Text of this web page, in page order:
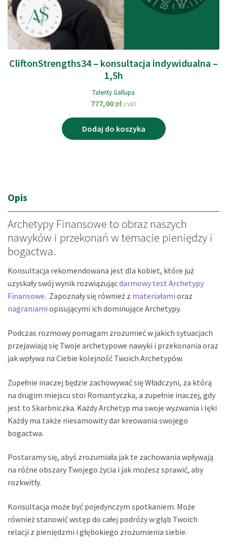
CliftonStrengths34 – konsultacja indywidualna –
1,5h
Talenty Gallupa
777,00zł z VAT
Dodaj do koszyka
Opis
Archetypy Finansowe to obraz naszych
nawyków i przekonań w temacie pieniędzy i
bogactwa.
Konsultacja rekomendowana jest dla kobiet, które już
uzyskały swój wynik rozwiązującdarmowy test Archetypy
Finansowe. Zapoznały się również z materiałami oraz
nagraniami opisującymi ich dominujące Archetypy.
Podczas rozmowy pomagam zrozumieć w jakich sytuacjach
przejawiają się Twoje archetypowe nawyki i przekonania oraz
jak wpływa na Ciebie kolejność Twoich Archetypów.
Zupełnie inaczej będzie zachowywać się Władczyni, za którą
na drugim miejscu stoi Romantyczka, a zupełnie inaczej, gdy
jest to Skarbniczka. Każdy Archetyp ma swoje wyzwania i lęki
Każdy ma także niesamowity dar kreowania swojego
bogactwa.
Postaramy się, abyś zrozumiała jak te zachowania wpływają
na różne obszary Twojego życia i jak możesz sprawić, aby
rozkwitły.
Konsultacja może być pojedynczym spotkaniem. Może
również stanowić wstęp do całej podróży w głąb Twoich
relacji z pieniędzmi i głębokiego zrozumienia siebie.